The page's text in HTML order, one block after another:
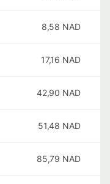
8,58 NAD
17,16 NAD
42,90 NAD
51,48 NAD
85,79 NAD